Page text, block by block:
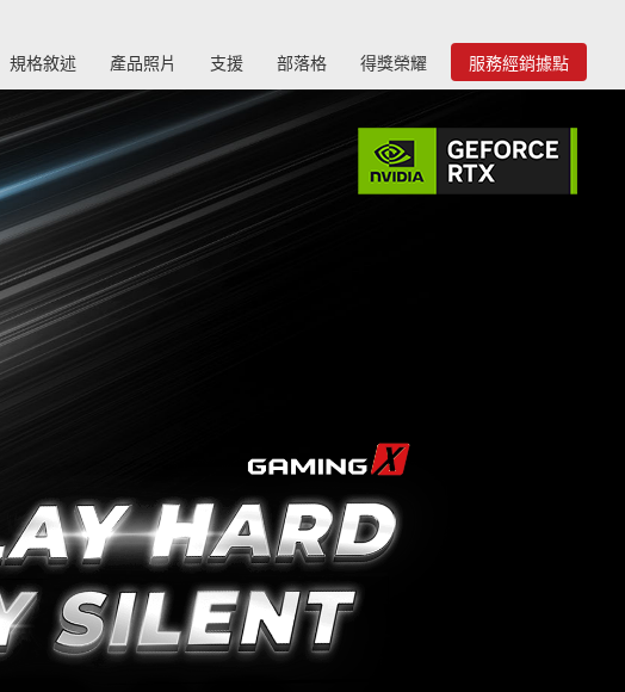
規格敘述 產品照片 支援 部落格 得獎榮耀 服務經銷據點